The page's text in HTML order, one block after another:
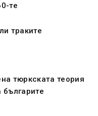
те
траките
тюркската теория
българите